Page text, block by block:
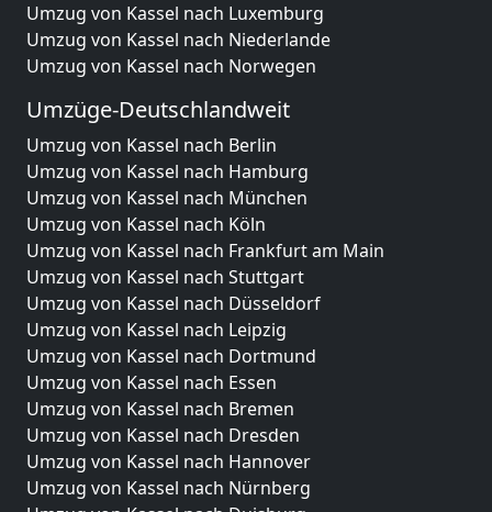
Umzug von Kassel nach Luxemburg
Umzug von Kassel nach Niederlande
Umzug von Kassel nach Norwegen
Umzüge-Deutschlandweit
Umzug von Kassel nach Berlin
Umzug von Kassel nach Hamburg
Umzug von Kassel nach München
Umzug von Kassel nach Köln
Umzug von Kassel nach Frankfurt am Main
Umzug von Kassel nach Stuttgart
Umzug von Kassel nach Düsseldorf
Umzug von Kassel nach Leipzig
Umzug von Kassel nach Dortmund
Umzug von Kassel nach Essen
Umzug von Kassel nach Bremen
Umzug von Kassel nach Dresden
Umzug von Kassel nach Hannover
Umzug von Kassel nach Nürnberg